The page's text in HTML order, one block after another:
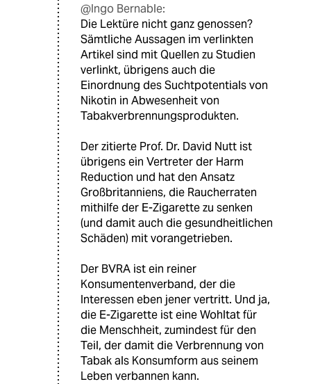
@Ingo Bernable:
Die Lektüre nicht ganz genossen?
Sämtliche Aussagen im verlinkten
Artikel sind mit Quellen zu Studien
verlinkt, übrigens auch die
Einordnung des Suchtpotentials von
Nikotin in Abwesenheit von
Tabakverbrennungsprodukten.
Der zitierte Prof. Dr. David Nutt ist
übrigens ein Vertreter der Harm
Reduction und hat den Ansatz
Großbritanniens, die Raucherraten
mithilfe der E-Zigarette zu senken
(und damit auch die gesundheitlichen
Schäden) mit vorangetrieben.
Der BVRA ist ein reiner
Konsumentenverband, der die
Interessen eben jener vertritt. Und ja,
die E-Zigarette ist eine Wohltat für
die Menschheit, zumindest für den
Teil, der damit die Verbrennung von
Tabak als Konsumform aus seinem
Leben verbannen kann.